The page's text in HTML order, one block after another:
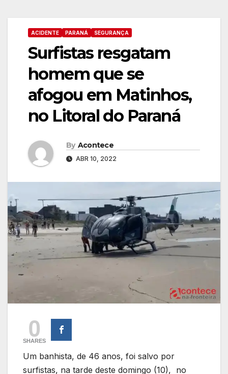
ACIDENTE PARANÁ SEGURANÇA
Surfistas resgatam
homem que se
afogou em Matinhos,
no Litoral do Paraná
By Acontece
ABR 10, 2022
0
SHARES
Um banhista, de 46 anos, foi salvo por
surfistas, na tarde deste domingo (10), no